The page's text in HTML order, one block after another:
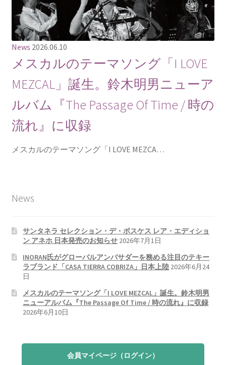
News 2026.06.10
メスカルのテーマソング「I LOVE
MEZCAL」誕生。鈴木明男ニューア
ルバム『The Passage Of Time / 時の
流れ』に収録
メスカルのテーマソング「I LOVE MEZCA…
News
サンタネラ セレクション・デ・ボスケス レア・エディショ
ン アネホ 日本発売のお知らせ 2026年7月1日
INORAN氏がグローバルアンバサダーを務める注目のテキー
ラブランド「CASA TIERRA COBRIZA」日本上陸 2026年6月24
日
メスカルのテーマソング「I LOVE MEZCAL」誕生。鈴木明男
ニューアルバム『The Passage Of Time / 時の流れ』に収録
2026年6月10日
会員マイページ（ログイン）